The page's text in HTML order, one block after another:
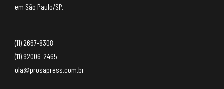
em São Paulo/SP.
(11) 2667-8308
(11) 92006-2465
ola@prosapress.com.br